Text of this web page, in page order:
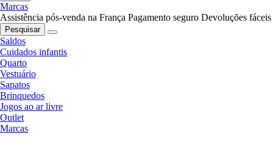
Marcas
Assistência pós-venda na França Pagamento seguro Devoluções fáceis
Pesquisar
Saldos
Cuidados infantis
Quarto
Vestuário
Sapatos
Brinquedos
Jogos ao ar livre
Outlet
Marcas